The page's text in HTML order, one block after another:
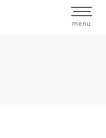
menu